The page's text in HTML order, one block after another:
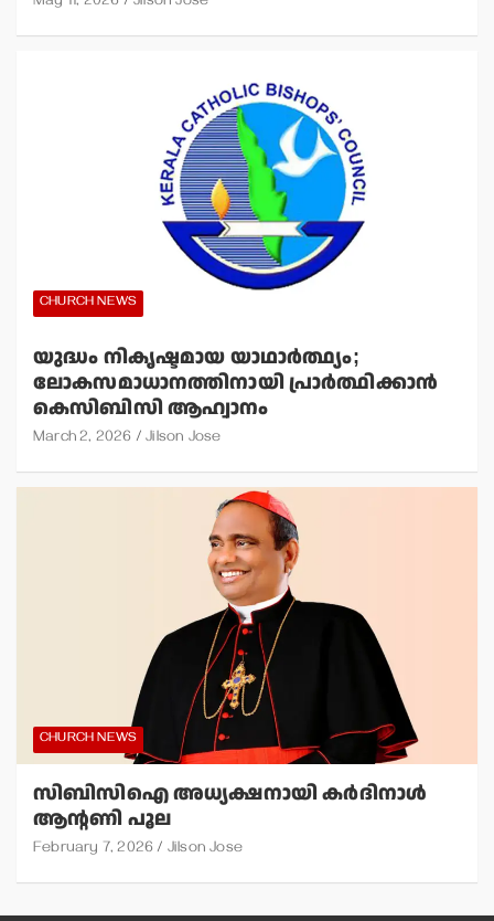
CHURCH NEWS
യുദ്ധം നികൃഷ്ടമായ യാഥാര്‍ത്ഥ്യം;
ലോകസമാധാനത്തിനായി പ്രാര്‍ത്ഥിക്കാന്‍
കെസിബിസി ആഹ്വാനം
March 2, 2026 Jilson Jose
CHURCH NEWS
സിബിസിഐ അധ്യക്ഷനായി കര്‍ദിനാള്‍
ആന്റണി പൂല
February 7, 2026 Jilson Jose